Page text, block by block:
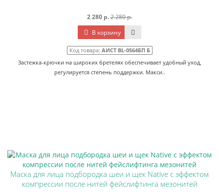
2 280 р.2 280 р.
В корзину
Код товара: АИСТ BL-0564БП Б
Застежка-крючки на широких бретелях обеспечивает удобный уход,
регулируется степень поддержки. Макси..
Маска для лица подбородка шеи и щек Native с эффектом
компрессии после нитей фейслифтинга мезонитей